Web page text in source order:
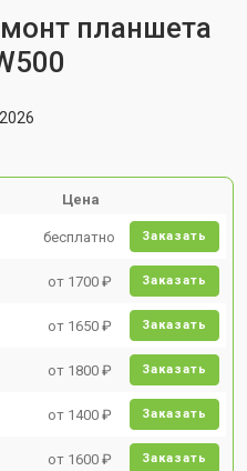
планшета
Цена
бесплатно Заказать
от 1700 ₽ Заказать
от 1650 ₽ Заказать
от 1800 ₽ Заказать
от 1400 ₽ Заказать
от 1600 ₽ Заказать